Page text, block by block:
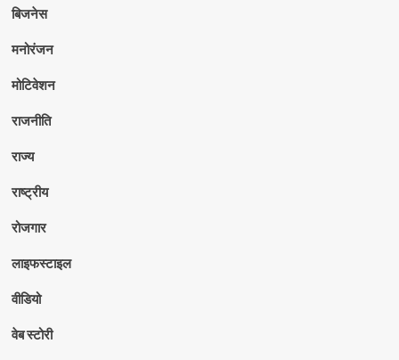
बिजनेस
मनोरंजन
मोटिवेशन
राजनीति
राज्य
राष्ट्रीय
रोजगार
लाइफस्टाइल
वीडियो
वेब स्टोरी